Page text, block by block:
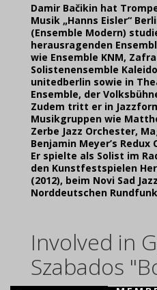
Damir Bačikin hat
Musik „Hanns Eisler“
(Ensemble Modern)
herausragenden
wie Ensemble KNM,
Solistenensemble
unitedberlin sowie in
Ensemble, der
Zudem tritt er in
Musikgruppen wie
Zerbe Jazz Orchester,
Benjamin Meyer’s
Er spielte als Solist im
den Kunstfestspielen
(2012), beim Novi Sad
Norddeutschen
Involved in
Szabados